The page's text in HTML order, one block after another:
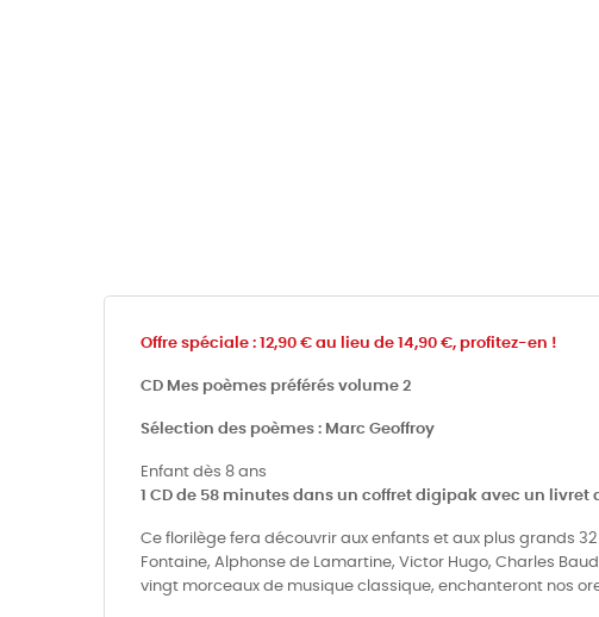
24 PAUL VERLAINE IMPRESSION FAUSSE
25 GUY DE MAUPASSANT PROMENADE A SEIZE ANS
26 GERMAIN NOUVEAU IN M A MIS AU COLLEGE
Offre spéciale : 12,90 € au lieu de 14,90 €, profitez-en !
CD Mes poèmes préférés volume 2
Sélection des poèmes : Marc Geoffroy
Enfant dès 8 ans
1 CD de 58 minutes dans un coffret digipak avec un livret
Ce florilège fera découvrir aux enfants et aux plus grands
Fontaine, Alphonse de Lamartine, Victor Hugo, Charles
vingt morceaux de musique classique, enchanteront nos